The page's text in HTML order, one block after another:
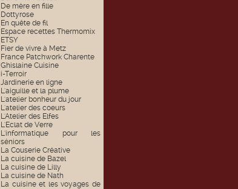
De mère en fille
Dottyrose
En quête de fil
Espace recettes Thermomix
ETSY
Fier de vivre à Metz
France Patchwork Charente
Ghislaine Cuisine
i-Terroir
Jardinerie en ligne
L'aiguille et la plume
L'atelier bonheur du jour
L'atelier des coeurs
L'Atelier des Elfes
L'Eclat de Verre
L'informatique pour les
séniors
La Couserie Créative
La cuisine de Bazel
La cuisine de Lilly
La cuisine de Nath
La cuisine et les voyages de